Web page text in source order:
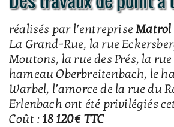
réalisés par l’entrepriseMatrol
La Grand-Rue, la rue
Moutons, la rue des Prés, la rue
hameau Oberbreitenbach, le
Warbel, l’amorce de la rue du
Erlenbach ont été privilégiés
Coût : 18 120€ TTC